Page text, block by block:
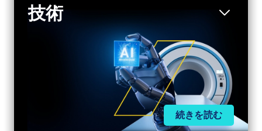
技術
続きを読む